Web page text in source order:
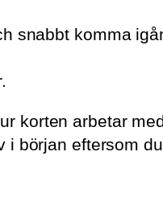
snabbt komma
korten arbetar
början eftersom